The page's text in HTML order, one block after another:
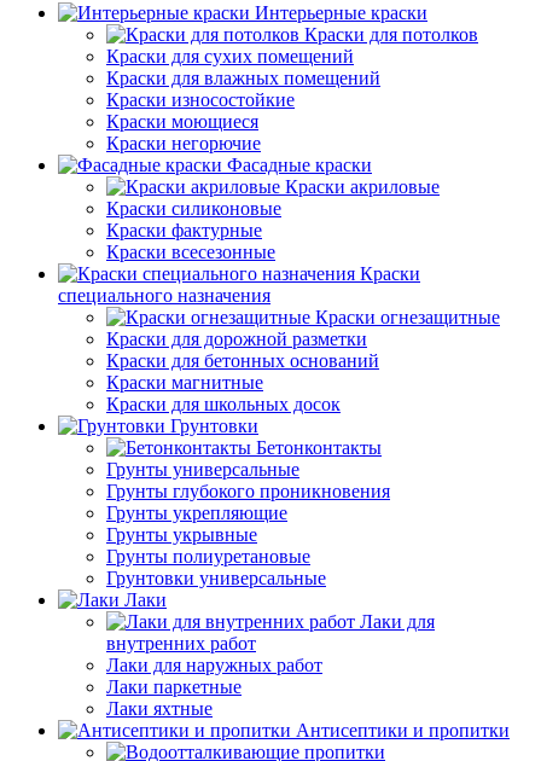
Интерьерные краски
Краски для потолков
Краски для сухих помещений
Краски для влажных помещений
Краски износостойкие
Краски моющиеся
Краски негорючие
Фасадные краски
Краски акриловые
Краски силиконовые
Краски фактурные
Краски всесезонные
Краски
специального назначения
Краски огнезащитные
Краски для дорожной разметки
Краски для бетонных оснований
Краски магнитные
Краски для школьных досок
Грунтовки
Бетонконтакты
Грунты универсальные
Грунты глубокого проникновения
Грунты укрепляющие
Грунты укрывные
Грунты полиуретановые
Грунтовки универсальные
Лаки
Лаки для
внутренних работ
Лаки для наружных работ
Лаки паркетные
Лаки яхтные
Антисептики и пропитки